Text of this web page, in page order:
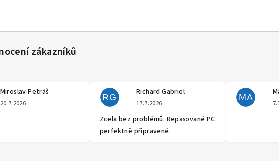
Miroslav Petráš
Hodnocení obchodu je 5 z 5 hvězdiček.
20.7.2026
RG
Richard Gabriel
Hodnocení obchodu je 5 z 5
17.7.2026
Zcela bez problémů. Repasované PC
perfektně připravené.
MA